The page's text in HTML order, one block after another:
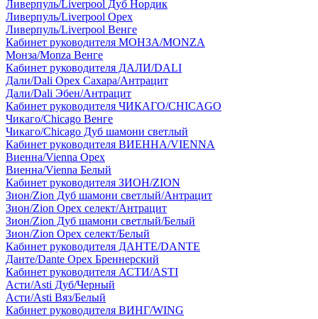
Ливерпуль/Liverpool Дуб Нордик
Ливерпуль/Liverpool Орех
Ливерпуль/Liverpool Венге
Кабинет руководителя МОНЗА/MONZA
Монза/Monza Венге
Кабинет руководителя ДАЛИ/DALI
Дали/Dali Орех Cахара/Антрацит
Дали/Dali Эбен/Антрацит
Кабинет руководителя ЧИКАГО/CHICAGO
Чикаго/Chicago Венге
Чикаго/Chicago Дуб шамони светлый
Кабинет руководителя ВИЕННА/VIENNA
Виенна/Vienna Орех
Виенна/Vienna Белый
Кабинет руководителя ЗИОН/ZION
Зион/Zion Дуб шамони светлый/Антрацит
Зион/Zion Орех селект/Антрацит
Зион/Zion Дуб шамони светлый/Белый
Зион/Zion Орех селект/Белый
Кабинет руководителя ДАНТЕ/DANTE
Данте/Dante Орех Бреннерский
Кабинет руководителя АСТИ/ASTI
Асти/Asti Дуб/Черный
Асти/Asti Вяз/Белый
Кабинет руководителя ВИНГ/WING